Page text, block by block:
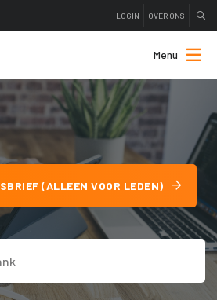
LOGIN OVER ONS
Menu
(ALLEEN VOOR LEDEN)